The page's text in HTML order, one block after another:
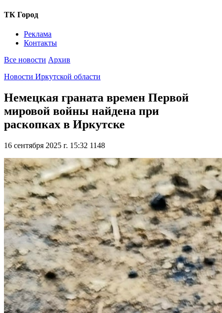
ТК Город
Реклама
Контакты
Все новости Архив
Новости Иркутской области
Немецкая граната времен Первой
мировой войны найдена при
раскопках в Иркутске
16 сентября 2025 г. 15:32 1148